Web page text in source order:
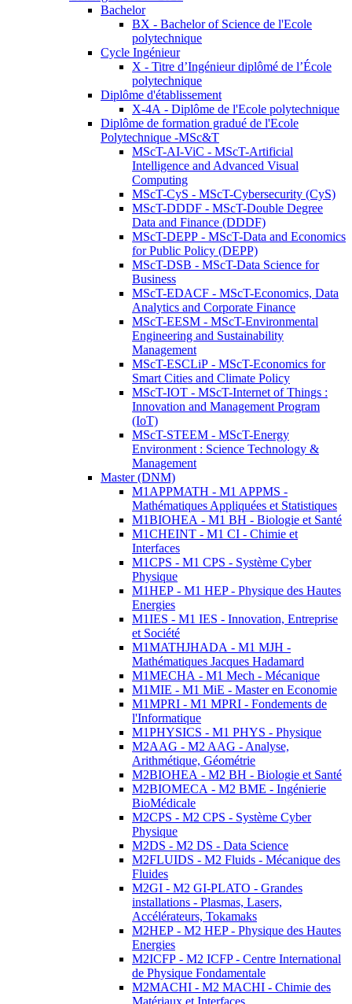
Bachelor
BX - Bachelor of Science de l'Ecole
polytechnique
Cycle Ingénieur
X - Titre d’Ingénieur diplômé de l’École
polytechnique
Diplôme d'établissement
X-4A - Diplôme de l'Ecole polytechnique
Diplôme de formation gradué de l'Ecole
Polytechnique -MSc&T
MScT-AI-ViC - MScT-Artificial
Intelligence and Advanced Visual
Computing
MScT-CyS - MScT-Cybersecurity (CyS)
MScT-DDDF - MScT-Double Degree
Data and Finance (DDDF)
MScT-DEPP - MScT-Data and Economics
for Public Policy (DEPP)
MScT-DSB - MScT-Data Science for
Business
MScT-EDACF - MScT-Economics, Data
Analytics and Corporate Finance
MScT-EESM - MScT-Environmental
Engineering and Sustainability
Management
MScT-ESCLiP - MScT-Economics for
Smart Cities and Climate Policy
MScT-IOT - MScT-Internet of Things :
Innovation and Management Program
(IoT)
MScT-STEEM - MScT-Energy
Environment : Science Technology &
Management
Master (DNM)
M1APPMATH - M1 APPMS -
Mathématiques Appliquées et Statistiques
M1BIOHEA - M1 BH - Biologie et Santé
M1CHEINT - M1 CI - Chimie et
Interfaces
M1CPS - M1 CPS - Système Cyber
Physique
M1HEP - M1 HEP - Physique des Hautes
Energies
M1IES - M1 IES - Innovation, Entreprise
et Société
M1MATHJHADA - M1 MJH -
Mathématiques Jacques Hadamard
M1MECHA - M1 Mech - Mécanique
M1MIE - M1 MiE - Master en Economie
M1MPRI - M1 MPRI - Fondements de
l'Informatique
M1PHYSICS - M1 PHYS - Physique
M2AAG - M2 AAG - Analyse,
Arithmétique, Géométrie
M2BIOHEA - M2 BH - Biologie et Santé
M2BIOMECA - M2 BME - Ingénierie
BioMédicale
M2CPS - M2 CPS - Système Cyber
Physique
M2DS - M2 DS - Data Science
M2FLUIDS - M2 Fluids - Mécanique des
Fluides
M2GI - M2 GI-PLATO - Grandes
installations - Plasmas, Lasers,
Accélérateurs, Tokamaks
M2HEP - M2 HEP - Physique des Hautes
Energies
M2ICFP - M2 ICFP - Centre International
de Physique Fondamentale
M2MACHI - M2 MACHI - Chimie des
Matériaux et Interfaces